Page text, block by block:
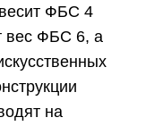
весит ФБС 4
вес ФБС 6, а
на